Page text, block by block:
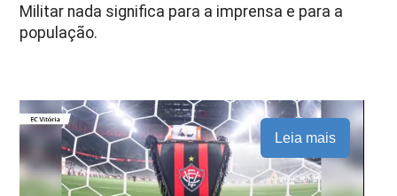
Militar nada significa para a imprensa e para a
população.
Leia mais